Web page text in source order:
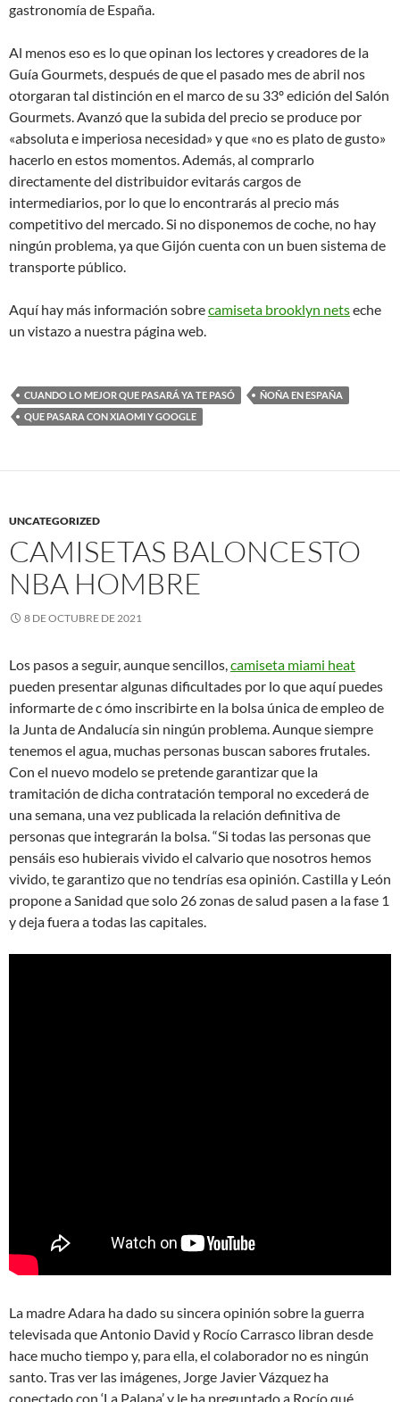
gastronomía de España.
Al menos eso es lo que opinan los lectores y creadores de la
Guía Gourmets, después de que el pasado mes de abril nos
otorgaran tal distinción en el marco de su 33º edición del Salón
Gourmets. Avanzó que la subida del precio se produce por
«absoluta e imperiosa necesidad» y que «no es plato de gusto»
hacerlo en estos momentos. Además, al comprarlo
directamente del distribuidor evitarás cargos de
intermediarios, por lo que lo encontrarás al precio más
competitivo del mercado. Si no disponemos de coche, no hay
ningún problema, ya que Gijón cuenta con un buen sistema de
transporte público.
Aquí hay más información sobrecamiseta brooklyn netseche
un vistazo a nuestra página web.
CUANDO LO MEJOR QUE PASARÁ YA TE PASÓ
ÑOÑA EN ESPAÑA
QUE PASARA CON XIAOMI Y GOOGLE
UNCATEGORIZED
CAMISETAS BALONCESTO
NBA HOMBRE
8 DE OCTUBRE DE 2021
Los pasos a seguir, aunque sencillos,camiseta miami heat
pueden presentar algunas dificultades por lo que aquí puedes
informarte de c ómo inscribirte en la bolsa única de empleo de
la Junta de Andalucía sin ningún problema. Aunque siempre
tenemos el agua, muchas personas buscan sabores frutales.
Con el nuevo modelo se pretende garantizar que la
tramitación de dicha contratación temporal no excederá de
una semana, una vez publicada la relación definitiva de
personas que integrarán la bolsa. “Si todas las personas que
pensáis eso hubierais vivido el calvario que nosotros hemos
vivido, te garantizo que no tendrías esa opinión. Castilla y León
propone a Sanidad que solo 26 zonas de salud pasen a la fase 1
y deja fuera a todas las capitales.
La madre Adara ha dado su sincera opinión sobre la guerra
televisada que Antonio David y Rocío Carrasco libran desde
hace mucho tiempo y, para ella, el colaborador no es ningún
santo. Tras ver las imágenes, Jorge Javier Vázquez ha
conectado con ‘La Palapa’ y le ha preguntado a Rocío qué